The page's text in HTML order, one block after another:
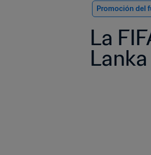
Promoción del
La
Lanka